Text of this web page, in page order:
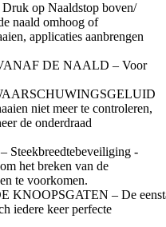
op Naaldstop boven/
naald omhoog of
applicaties aanbrengen
DE NAALD – Voor
niet meer te controleren,
de onderdraad
-
het breken van de
te voorkomen.
– De
iedere keer perfecte